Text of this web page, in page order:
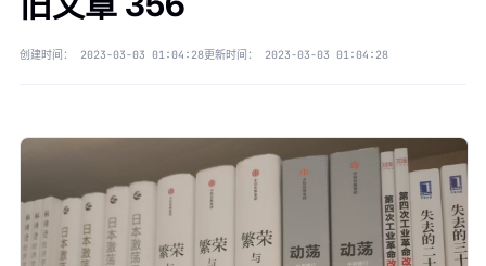
创建时间： 2023-03-03 01:04:28更新时间： 2023-03-03 01:04:28